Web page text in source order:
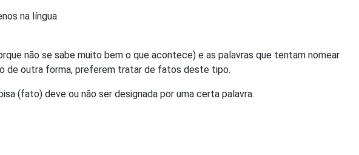
na língua.
não se sabe muito bem o que acontece) e as palavras que tentam nomear
de outra forma, preferem tratar de fatos deste tipo.
(fato) deve ou não ser designada por uma certa palavra.